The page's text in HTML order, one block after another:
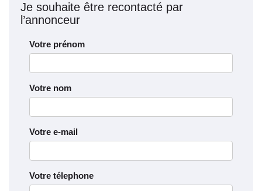
Je souhaite être recontacté par
l’annonceur
Votre prénom
Votre nom
Votre e-mail
Votre télephone